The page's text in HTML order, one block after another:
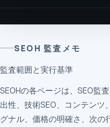
SEOH 監査メモ
監査範囲と実行基準
SEOHの各ページは、SEO監
出性、技術SEO、コンテン
グナル、価格の明確さ、次の